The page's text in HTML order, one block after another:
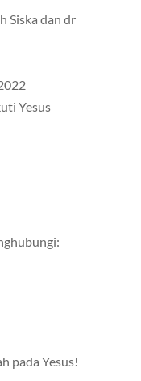
Siska dan dr
Yesus
pada Yesus!